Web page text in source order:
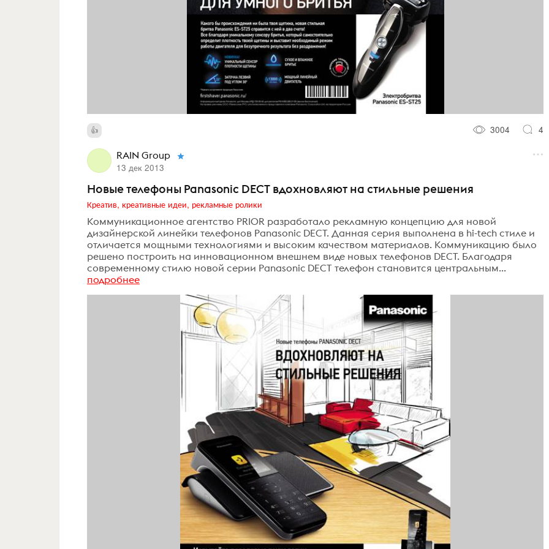
3004 4
RAIN Group
13 дек 2013
Новые телефоны Panasonic DECT вдохновляют на стильные решения
Креатив, креативные идеи, рекламные ролики
Коммуникационное агентство PRIOR разработало рекламную концепцию для новой
дизайнерской линейки телефонов Panasonic DECT. Данная серия выполнена в hi-tech стиле и
отличается мощными технологиями и высоким качеством материалов. Коммуникацию было
решено построить на инновационном внешнем виде новых телефонов DECT. Благодаря
современному стилю новой серии Panasonic DECT телефон становится центральным...
подробнее